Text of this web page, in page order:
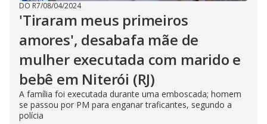
DO R7/08/04/2024
'Tiraram meus primeiros
amores', desabafa mãe de
mulher executada com marido e
bebê em Niterói (RJ)
A família foi executada durante uma emboscada; homem
se passou por PM para enganar traficantes, segundo a
polícia